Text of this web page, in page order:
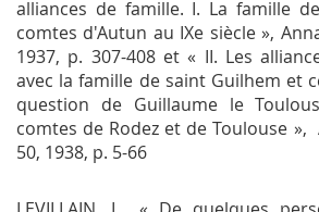
alliances de famille. I. La famille
comtes d'Autun au IXe siècle »,
1937, p. 307-408 et « II. Les
avec la famille de saint Guilhem et
question de Guillaume le
comtes de Rodez et de Toulouse »,
50, 1938, p. 5-66